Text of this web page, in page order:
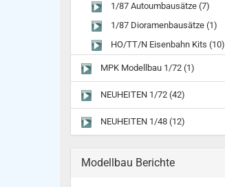
1/87 Autoumbausätze (7)
1/87 Dioramenbausätze (1)
HO/TT/N Eisenbahn Kits (10)
MPK Modellbau 1/72 (1)
NEUHEITEN 1/72 (42)
NEUHEITEN 1/48 (12)
Modellbau Berichte